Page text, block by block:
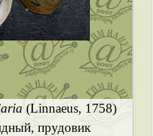
(Linnaeus, 1758)
прудовик